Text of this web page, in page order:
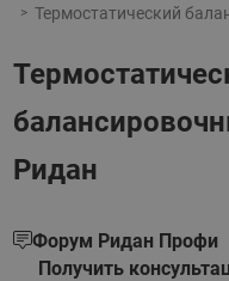
Термостатический
Ридан
Форум Ридан Профи
Получить